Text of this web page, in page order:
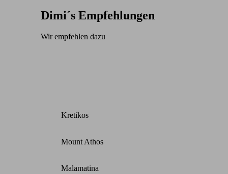
Dimi´s Empfehlungen
Wir empfehlen dazu
Kretikos
Mount Athos
Malamatina